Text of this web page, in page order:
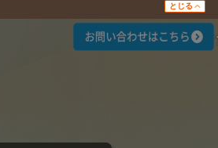
とじる